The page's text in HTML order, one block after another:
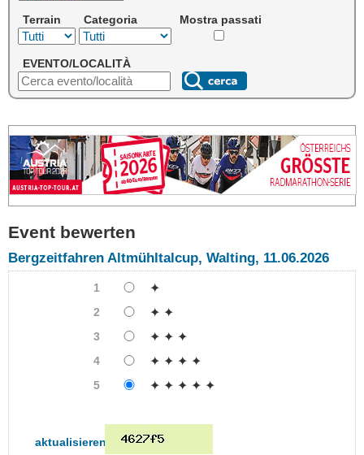
Terrain Categoria Mostra passati
EVENTO/LOCALITÀ
Event bewerten
Bergzeitfahren Altmühltalcup, Walting, 11.06.2026
1 ✦
2 ✦ ✦
3 ✦ ✦ ✦
4 ✦ ✦ ✦ ✦
5 ✦ ✦ ✦ ✦ ✦
aktualisieren